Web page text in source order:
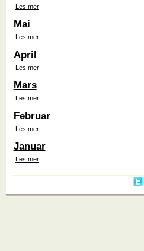
Les mer
Mai
Les mer
April
Les mer
Mars
Les mer
Februar
Les mer
Januar
Les mer